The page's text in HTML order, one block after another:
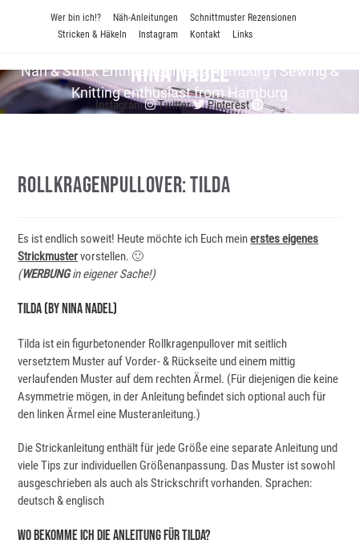
Wer bin ich!? Näh-Anleitungen
Schnittmuster Rezensionen
Stricken & Häkeln
Instagram Kontakt Links
Nina Nadel
Näh & Strick En­thu­si­as­tin aus Hamburg | Sewing &
Knitting enthusiast from Hamburg
Instagram Twitter Pinterest
Rollkragenpullover: Tilda
Es ist endlich soweit! Heute möchte ich Euch meinerstes eigenes
Strickmustervorstellen. 🙂
(WERBUNGin eigener Sache!)
TILDA (by Nina Nadel)
Tilda ist ein figurbetonender Rollkragenpullover mit seitlich
versetztem Muster auf Vorder- & Rückseite und einem mittig
verlaufenden Muster auf dem rechten Ärmel. (Für diejenigen die keine
Asymmetrie mögen, in der Anleitung befindet sich optional auch für
den linken Ärmel eine Musteranleitung.)
Die Strickanleitung enthält für jede Größe eine separate Anleitung und
viele Tips zur individuellen Größenanpassung. Das Muster ist sowohl
ausgeschrieben als auch als Strickschrift vorhanden. Sprachen:
deutsch & englisch
Wo Bekomme Ich Die Anleitung Für TILDA?